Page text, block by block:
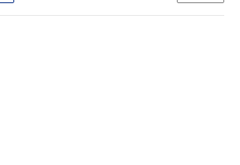
думу
Политика